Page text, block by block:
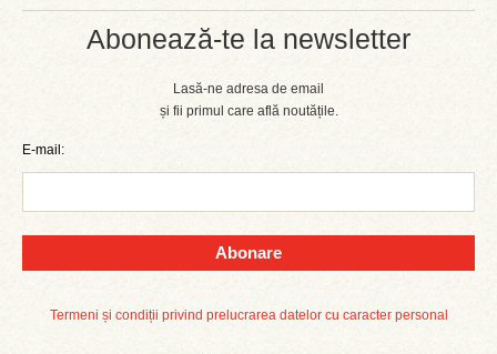
Abonează-te la newsletter
Lasă-ne adresa de email
și fii primul care află noutățile.
E-mail:
Abonare
Termeni și condiții privind prelucrarea datelor cu caracter personal